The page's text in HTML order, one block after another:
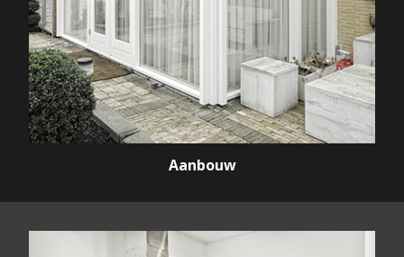
Aanbouw